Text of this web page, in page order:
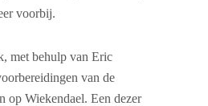
voorbij.
met behulp van Eric
van de
op Wiekendael. Een dezer